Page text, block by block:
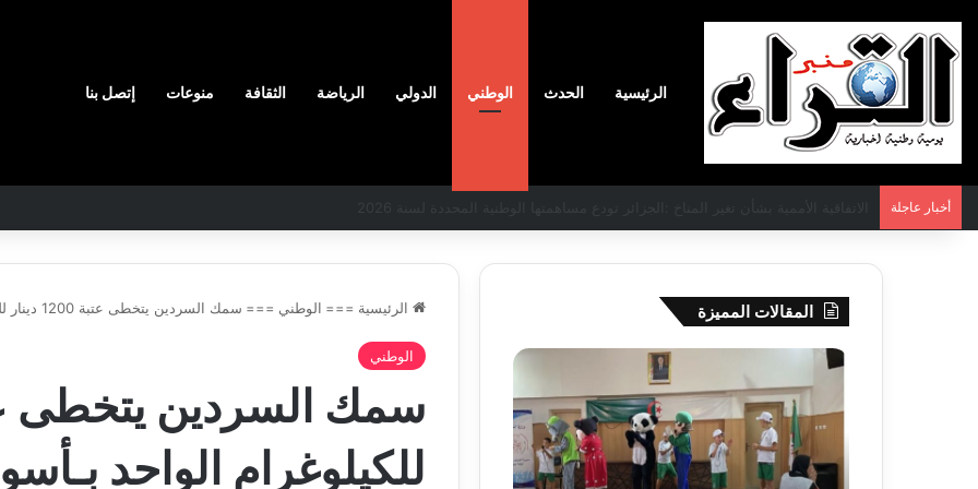
الرئيسية الحدث الوطني الدولي الرياضة الثقافة منوعات إتصل بنا
أخبار عاجلة
الرئيسية === الوطني === سمك السردين يتخطى عتبة 1200 دينار للكيلوغرام الواحد بـأسواق وهران
الوطني
للكيلوغرام الواحد
المقالات المميزة
الدور
التمهيدي
لأبطال
إفريقيا
2026-08-03
سطيف
يضم
المدافع
شمس